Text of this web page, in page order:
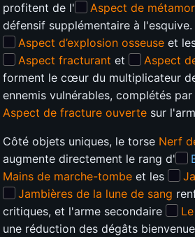
profitent de l'
Aspect de
défensif supplémentaire à
Aspect d’explosion osseuse et
Aspect fracturant et Aspect
forment le cœur du multiplicateur
ennemis vulnérables, complétés par
Aspect de fracture ouverte sur
Côté objets uniques, le torse Nerf
augmente directement le rang d'
Mains de marche-tombe et les
Jambières de la lune de sang
critiques, et l'arme secondaire
une réduction des dégâts